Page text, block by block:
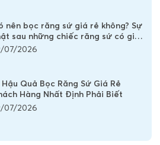
nên bọc răng sứ giá rẻ không? Sự
sau những chiếc răng sứ có giá
trăm nghìn
07/2026
Hậu Quả Bọc Răng Sứ Giá Rẻ
Hàng Nhất Định Phải Biết
07/2026